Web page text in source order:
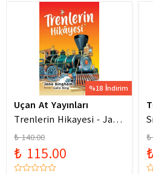
%18 İndirim
Uçan At Yayınları
Trenlerin Hikayesi - Jane
Bingham
₺ 140.00
₺ 115.00
₺